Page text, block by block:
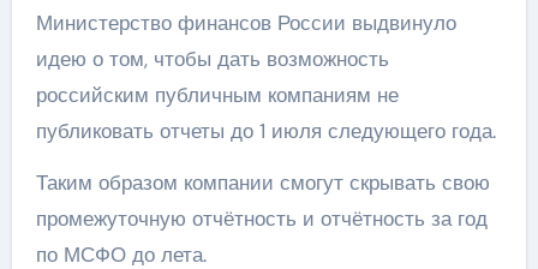
Министерство финансов России выдвинуло
идею о том, чтобы дать возможность
российским публичным компаниям не
публиковать отчеты до 1 июля следующего года.
Таким образом компании смогут скрывать свою
промежуточную отчётность и отчётность за год
по МСФО до лета.